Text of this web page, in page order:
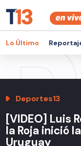
Lo Último
Deportes13
[VIDEO] Luis
la Roja inició
Uruguay